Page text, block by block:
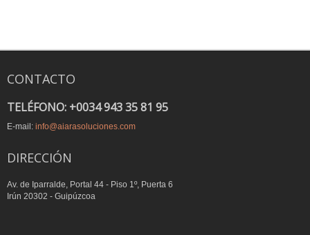
CONTACTO
TELÉFONO: +0034 943 35 81 95
E-mail: info@aiarasoluciones.com
DIRECCIÓN
Av. de Iparralde, Portal 44 - Piso 1º, Puerta 6
Irún 20302 - Guipúzcoa